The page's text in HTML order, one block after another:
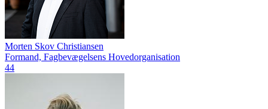
Morten Skov Christiansen
Formand, Fagbevægelsens Hovedorganisation
44